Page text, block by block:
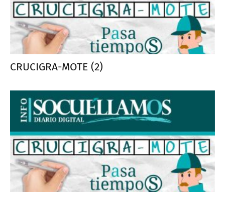
CRUCIGRA-MOTE (2)